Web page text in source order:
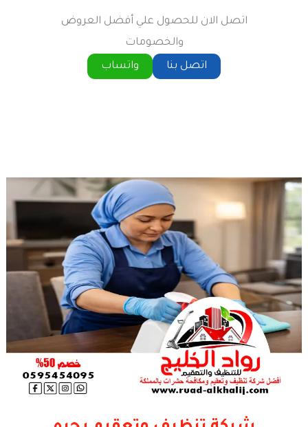
اتصل الان للحصول علي أفضل العروض
والخصومات
اتصل بنا
واتساب